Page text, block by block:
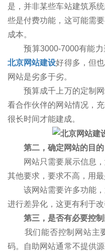
是，并非某些车站建筑系
些是付费功能，这可能需
成本。
预算3000-7000有能力
北京网站建设好得多，但
网站是劣多于劣。
预算成千上万的定制网
看合作伙伴的网站情况，
很长时间才能建成。
第二，确定网站的目的
网站只需要展示信息，
其他要求，要求不高，用
该网站需要许多功能，
进行差异化，这更有利于改
第三，是否有必要控制
我们能否控制网站主要
码。自助网站通常不提供